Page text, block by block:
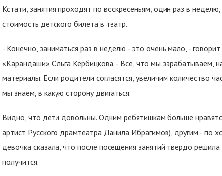
Кстати, занятия проходят по воскресеньям, один раз в
стоимость детского билета в театр.
- Конечно, заниматься раз в неделю - это очень мало, -
«Карандаши» Ольга Кербицкова. - Все, что мы зарабатываем,
материалы. Если родители согласятся, увеличим количество
мы знаем, в какую сторону двигаться.
Видно, что дети довольны. Одним ребятишкам больше
артист Русского драмтеатра Данила Ибрагимов), другим - по
девочка сказала, что после посещения занятий твердо
получится.